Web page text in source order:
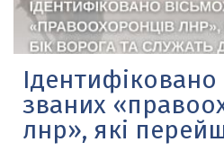
Ідентифіковано
званих
лнр», які